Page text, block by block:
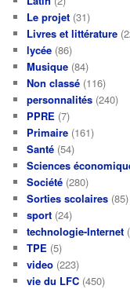
Le projet (31)
Livres et littérature
lycée (86)
Musique (84)
Non classé (116)
personnalités (240)
PPRE (7)
Primaire (161)
Santé (54)
Sciences
Société (280)
Sorties scolaires (85)
sport (24)
technologie-Internet
TPE (5)
video (223)
vie du LFC (450)